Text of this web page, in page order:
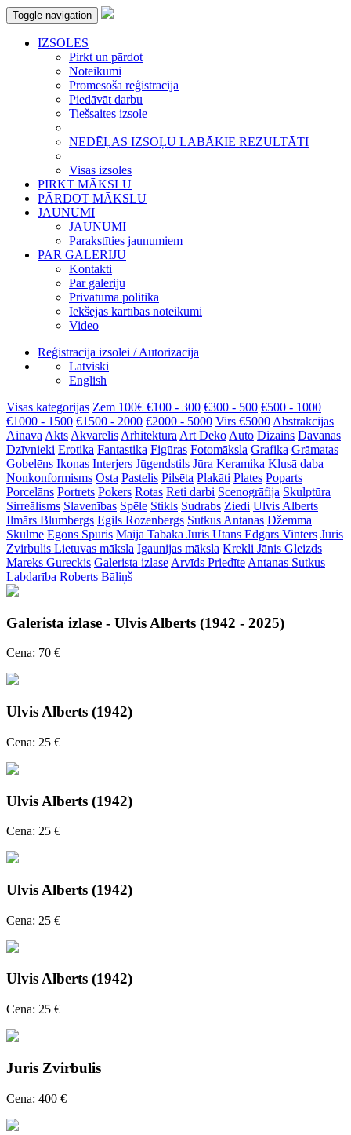
Toggle navigation
IZSOLES
Pirkt un pārdot
Noteikumi
Promesošā reģistrācija
Piedāvāt darbu
Tiešsaites izsole
NEDĒĻAS IZSOĻU LABĀKIE REZULTĀTI
Visas izsoles
PIRKT MĀKSLU
PĀRDOT MĀKSLU
JAUNUMI
JAUNUMI
Parakstīties jaunumiem
PAR GALERIJU
Kontakti
Par galeriju
Privātuma politika
Iekšējās kārtības noteikumi
Video
Reģistrācija izsolei / Autorizācija
Latviski
English
Visas kategorijas Zem 100€ €100 - 300 €300 - 500 €500 - 1000
€1000 - 1500 €1500 - 2000 €2000 - 5000 Virs €5000 Abstrakcijas
Ainava Akts Akvarelis Arhitektūra Art Deko Auto Dizains Dāvanas
Dzīvnieki Erotika Fantastika Figūras Fotomāksla Grafika Grāmatas
Gobelēns Ikonas Interjers Jūgendstils Jūra Keramika Klusā daba
Nonkonformisms Osta Pastelis Pilsēta Plakāti Plates Poparts
Porcelāns Portrets Pokers Rotas Reti darbi Scenogrāfija Skulptūra
Sirreālisms Slavenības Spēle Stikls Sudrabs Ziedi Ulvis Alberts
Ilmārs Blumbergs Egils Rozenbergs Sutkus Antanas Džemma
Skulme Egons Spuris Maija Tabaka Juris Utāns Edgars Vinters Juris
Zvirbulis Lietuvas māksla Igaunijas māksla Krekli Jānis Gleizds
Mareks Gureckis Galerista izlase Arvīds Priedīte Antanas Sutkus
Labdarība Roberts Bāliņš
Galerista izlase - Ulvis Alberts (1942 - 2025)
Cena: 70 €
Ulvis Alberts (1942)
Cena: 25 €
Ulvis Alberts (1942)
Cena: 25 €
Ulvis Alberts (1942)
Cena: 25 €
Ulvis Alberts (1942)
Cena: 25 €
Juris Zvirbulis
Cena: 400 €